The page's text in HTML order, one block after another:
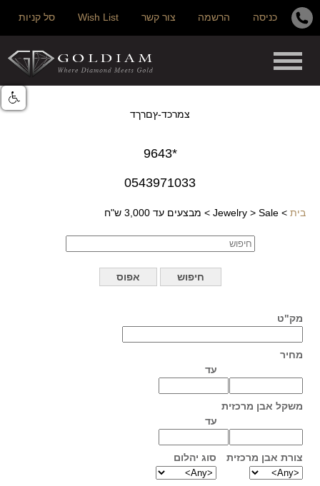
כניסה הרשמה צור קשר Wish List סל קניות
צמרכד-ץםרךד
*9643
0543971033
בית >
Jewelry > Sale
> מבצעים עד 3,000 ש"ח
מק"ט
מחיר
עד
משקל אבן מרכזית
עד
צורת אבן מרכזית סוג יהלום